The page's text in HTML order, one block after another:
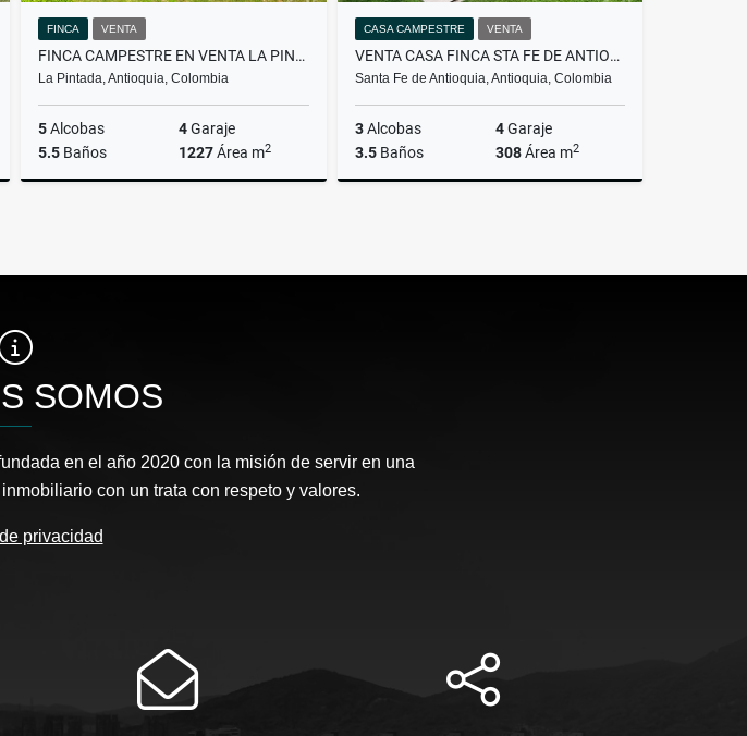
FINCA VENTA
FINCA CAMPESTRE EN VENTA LA PINTADA ANTIOUIA
La Pintada, Antioquia, Colombia
5Alcobas 4Garaje
5.5 Baños 1227Área m2
CASA CAMPESTRE VENTA
VENTA CASA FINCA STA FE DE ANTIOQUIA
Santa Fe de Antioquia, Antioquia, Colombia
3Alcobas 4Garaje
3.5Baños 308Área m2
SOMOS
en el año 2020 con la misión de servir en una
con un trata con respeto y valores.
privacidad